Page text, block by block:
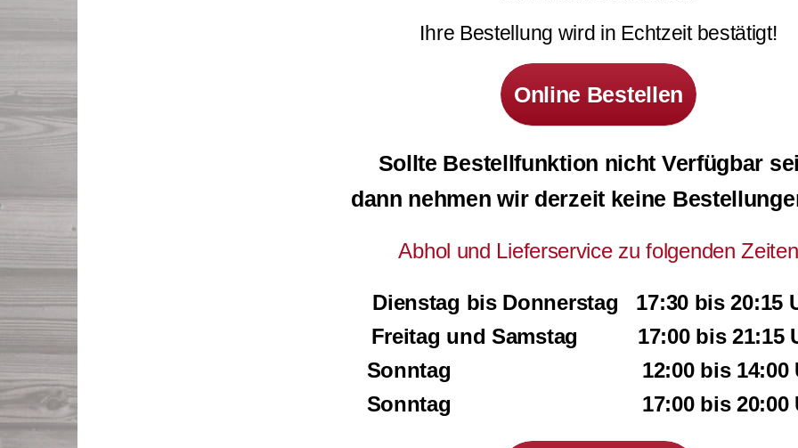
Ihre Bestellung wird in Echtzeit bestätigt!
Online Bestellen
Sollte Bestellfunktion nicht Verfügbar
dann nehmen wir derzeit keine
Abhol und Lieferservice zu folgenden Zeiten
Dienstag bis Donnerstag 17:30 bis 20:15
Freitag und Samstag 17:00 bis 21:15
Sonntag 12:00 bis 14:00
Sonntag 17:00 bis 20:00